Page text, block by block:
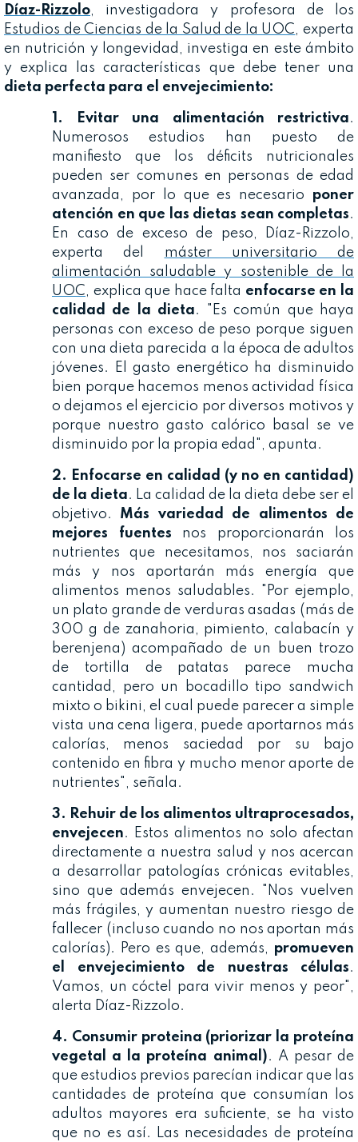
Díaz-Rizzolo, investigadora y profesora de los
Estudios de Ciencias de la Salud de la UOC, experta
en nutrición y longevidad, investiga en este ámbito
y explica las características que debe tener una
dieta perfecta para el envejecimiento:
1. Evitar una alimentación restrictiva.
Numerosos estudios han puesto de
manifiesto que los déficits nutricionales
pueden ser comunes en personas de edad
avanzada, por lo que es necesario poner
atención en que las dietas sean completas.
En caso de exceso de peso, Díaz-Rizzolo,
experta del máster universitario de
alimentación saludable y sostenible de la
UOC, explica que hace falta enfocarse en la
calidad de la dieta. "Es común que haya
personas con exceso de peso porque siguen
con una dieta parecida a la época de adultos
jóvenes. El gasto energético ha disminuido
bien porque hacemos menos actividad física
o dejamos el ejercicio por diversos motivos y
porque nuestro gasto calórico basal se ve
disminuido por la propia edad", apunta.
2. Enfocarse en calidad (y no en cantidad)
de la dieta. La calidad de la dieta debe ser el
objetivo. Más variedad de alimentos de
mejores fuentes nos proporcionarán los
nutrientes que necesitamos, nos saciarán
más y nos aportarán más energía que
alimentos menos saludables. "Por ejemplo,
un plato grande de verduras asadas (más de
300 g de zanahoria, pimiento, calabacín y
berenjena) acompañado de un buen trozo
de tortilla de patatas parece mucha
cantidad, pero un bocadillo tipo sandwich
mixto o bikini, el cual puede parecer a simple
vista una cena ligera, puede aportarnos más
calorías, menos saciedad por su bajo
contenido en fibra y mucho menor aporte de
nutrientes", señala.
3. Rehuir de los alimentos ultraprocesados,
envejecen. Estos alimentos no solo afectan
directamente a nuestra salud y nos acercan
a desarrollar patologías crónicas evitables,
sino que además envejecen. "Nos vuelven
más frágiles, y aumentan nuestro riesgo de
fallecer (incluso cuando no nos aportan más
calorías). Pero es que, además, promueven
el envejecimiento de nuestras células.
Vamos, un cóctel para vivir menos y peor",
alerta Díaz-Rizzolo.
4. Consumir proteina (priorizar la proteína
vegetal a la proteína animal). A pesar de
que estudios previos parecían indicar que las
cantidades de proteína que consumían los
adultos mayores era suficiente, se ha visto
que no es así. Las necesidades de proteína